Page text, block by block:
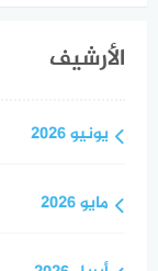
الأرشيف
يونيو 2026
مايو 2026